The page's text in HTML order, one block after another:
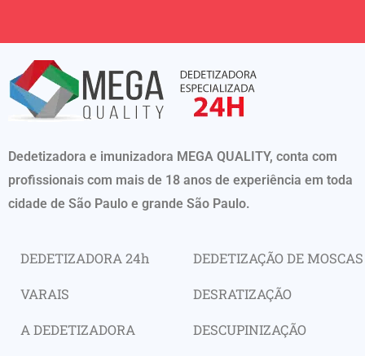
Dedetizadora e imunizadora MEGA QUALITY, conta com
profissionais com mais de 18 anos de experiência em toda
cidade de São Paulo e grande São Paulo.
DEDETIZADORA 24h
VARAIS
A DEDETIZADORA
DEDETIZAÇÃO DE MOSCAS
DESRATIZAÇÃO
DESCUPINIZAÇÃO